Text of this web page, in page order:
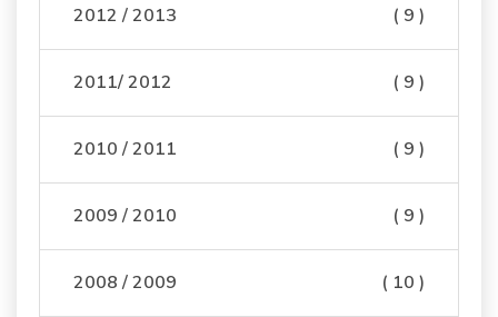
2012 / 2013 ( 9 )
2011/ 2012 ( 9 )
2010 / 2011 ( 9 )
2009 / 2010 ( 9 )
2008 / 2009 ( 10 )